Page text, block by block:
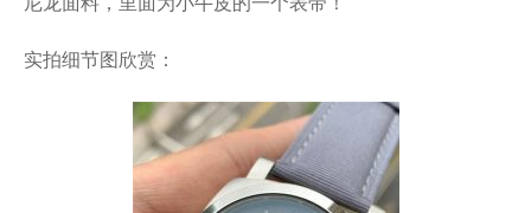
实拍细节图欣赏：